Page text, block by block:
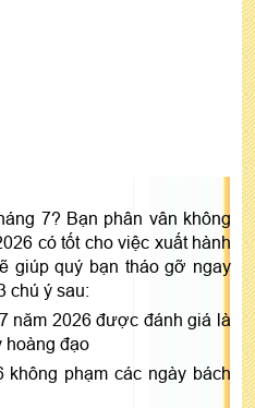
7? Bạn phân vân không
có tốt cho việc xuất hành
giúp quý bạn tháo gỡ ngay
chú ý sau:
năm 2026 được đánh giá là
hoàng đạo
không phạm các ngày bách